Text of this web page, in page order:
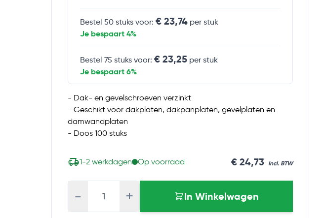
Bestel 50 stuks voor:€ 23,74 per stuk
Je bespaart 4%
Bestel 75 stuks voor:€ 23,25 per stuk
Je bespaart 6%
- Dak- en gevelschroeven verzinkt
- Geschikt voor dakplaten, dakpanplaten, gevelplaten en
damwandplaten
- Doos 100 stuks
1-2 werkdagen Op voorraad € 24,73
- + In Winkelwagen